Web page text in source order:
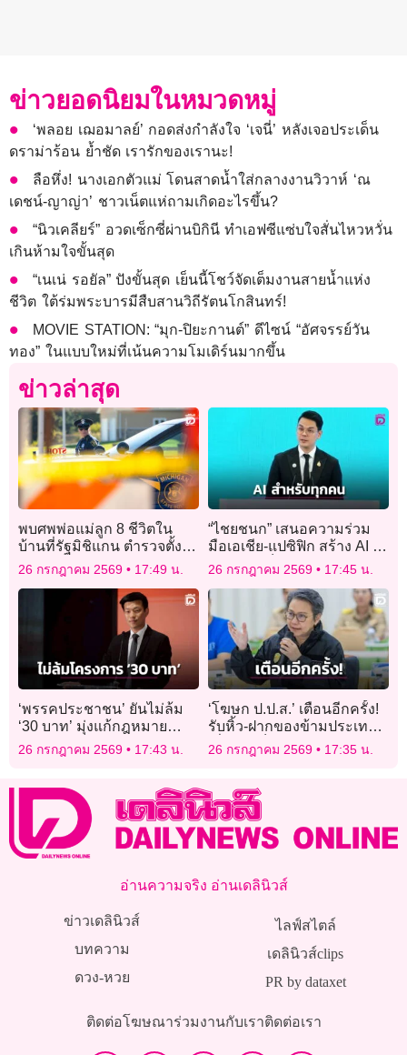
ข่าวยอดนิยมในหมวดหมู่
‘พลอย เฌอมาลย์’ กอดส่งกำลังใจ ‘เจนี่’ หลังเจอประเด็น
ดราม่าร้อน ย้ำชัด เรารักของเรานะ!
ลือหึ่ง! นางเอกตัวแม่ โดนสาดน้ำใส่กลางงานวิวาห์ ‘ณ
เดชน์-ญาญ่า’ ชาวเน็ตแห่ถามเกิดอะไรขึ้น?
“นิวเคลียร์” อวดเซ็กซี่ผ่านบิกินี ทำเอฟซีแซ่บใจสั่นไหวหวั่น
เกินห้ามใจขั้นสุด
“เนเน่ รอยัล” ปังขั้นสุด เย็นนี้โชว์จัดเต็มงานสายน้ำแห่ง
ชีวิต ใต้ร่มพระบารมีสืบสานวิถีรัตนโกสินทร์!
MOVIE STATION: “มุก-ปิยะกานต์” ดีไซน์ “อัศจรรย์วัน
ทอง” ในแบบใหม่ที่เน้นความโมเดิร์นมากขึ้น
ข่าวล่าสุด
พบศพพ่อแม่ลูก 8 ชีวิตใน
บ้านที่รัฐมิชิแกน ตำรวจตั้ง
ปมฆาตกรรมในครอบครัว
26 กรกฎาคม 2569 17:49 น.
“ไชยชนก” เสนอความร่วม
มือเอเชีย-แปซิฟิก สร้าง AI ที่
ปลอดภัยเป็นประโยชน์ต่อทุก
26 กรกฎาคม 2569 17:45 น.
‘พรรคประชาชน’ ยันไม่ล้ม
‘30 บาท’ มุ่งแก้กฎหมาย
‘บัตรทอง’ ให้มีประสิทธิภาพ
26 กรกฎาคม 2569 17:43 น.
‘โฆษก ป.ป.ส.’ เตือนอีกครั้ง!
รับหิ้ว-ฝากของข้ามประเทศ
เสี่ยงตกเป็นเครือข่ายค้ายา
เสพติดข้ามชาติ
26 กรกฎาคม 2569 17:35 น.
อ่านความจริง อ่านเดลินิวส์
ข่าวเดลินิวส์
บทความ
ดวง-หวย
ไลฟ์สไตล์
เดลินิวส์clips
PR by dataxet
ติดต่อโฆษณาร่วมงานกับเราติดต่อเรา